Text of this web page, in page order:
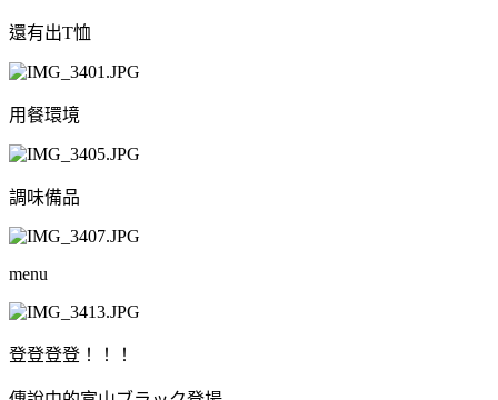
還有出T恤
用餐環境
調味備品
menu
登登登登！！！